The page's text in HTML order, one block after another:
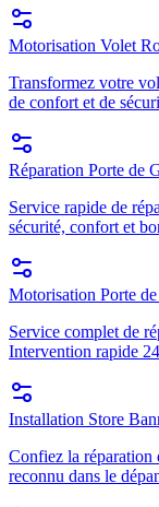
Motorisation Volet
Transformez votre
de confort et de
Réparation Porte de
Service rapide de
sécurité, confort et
Motorisation Porte
Service complet de
Intervention rapide
Installation Store
Confiez la réparation
reconnu dans le